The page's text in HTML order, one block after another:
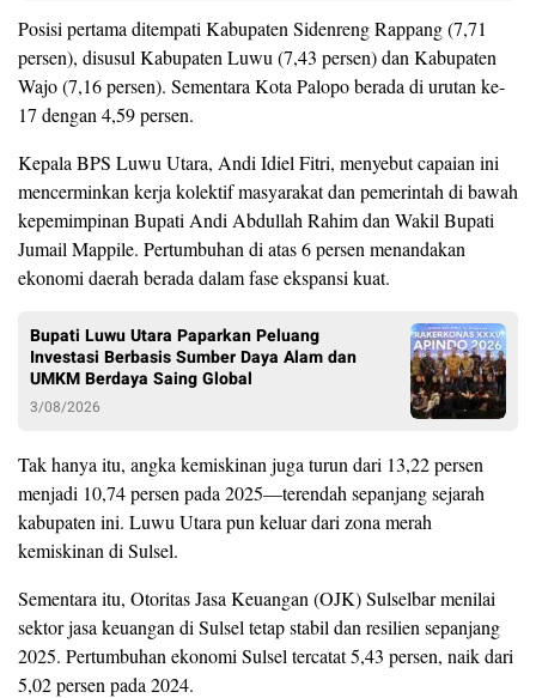
Posisi pertama ditempati Kabupaten Sidenreng Rappang (7,71
persen), disusul Kabupaten Luwu (7,43 persen) dan Kabupaten
Wajo (7,16 persen). Sementara Kota Palopo berada di urutan ke-
17 dengan 4,59 persen.
Kepala BPS Luwu Utara, Andi Idiel Fitri, menyebut capaian ini
mencerminkan kerja kolektif masyarakat dan pemerintah di bawah
kepemimpinan Bupati Andi Abdullah Rahim dan Wakil Bupati
Jumail Mappile. Pertumbuhan di atas 6 persen menandakan
ekonomi daerah berada dalam fase ekspansi kuat.
Bupati Luwu Utara Paparkan Peluang
Investasi Berbasis Sumber Daya Alam dan
UMKM Berdaya Saing Global
3/08/2026
Tak hanya itu, angka kemiskinan juga turun dari 13,22 persen
menjadi 10,74 persen pada 2025—terendah sepanjang sejarah
kabupaten ini. Luwu Utara pun keluar dari zona merah
kemiskinan di Sulsel.
Sementara itu, Otoritas Jasa Keuangan (OJK) Sulselbar menilai
sektor jasa keuangan di Sulsel tetap stabil dan resilien sepanjang
2025. Pertumbuhan ekonomi Sulsel tercatat 5,43 persen, naik dari
5,02 persen pada 2024.